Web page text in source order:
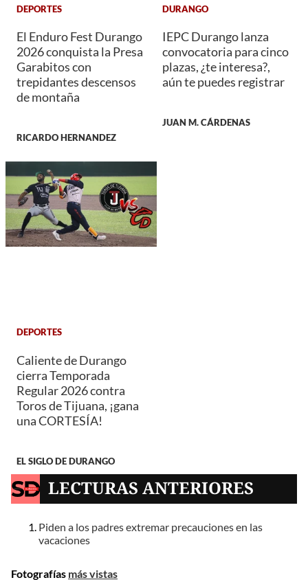
DEPORTES
El Enduro Fest Durango
2026 conquista la Presa
Garabitos con
trepidantes descensos
de montaña
RICARDO HERNANDEZ
DURANGO
IEPC Durango lanza
convocatoria para cinco
plazas, ¿te interesa?,
aún te puedes registrar
JUAN M. CÁRDENAS
DEPORTES
Caliente de Durango
cierra Temporada
Regular 2026 contra
Toros de Tijuana, ¡gana
una CORTESÍA!
EL SIGLO DE DURANGO
LECTURAS ANTERIORES
Piden a los padres extremar precauciones en las
vacaciones
Fotografías más vistas